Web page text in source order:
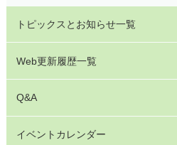
トピックスとお知らせ一覧
Web更新履歴一覧
Q&A
イベントカレンダー